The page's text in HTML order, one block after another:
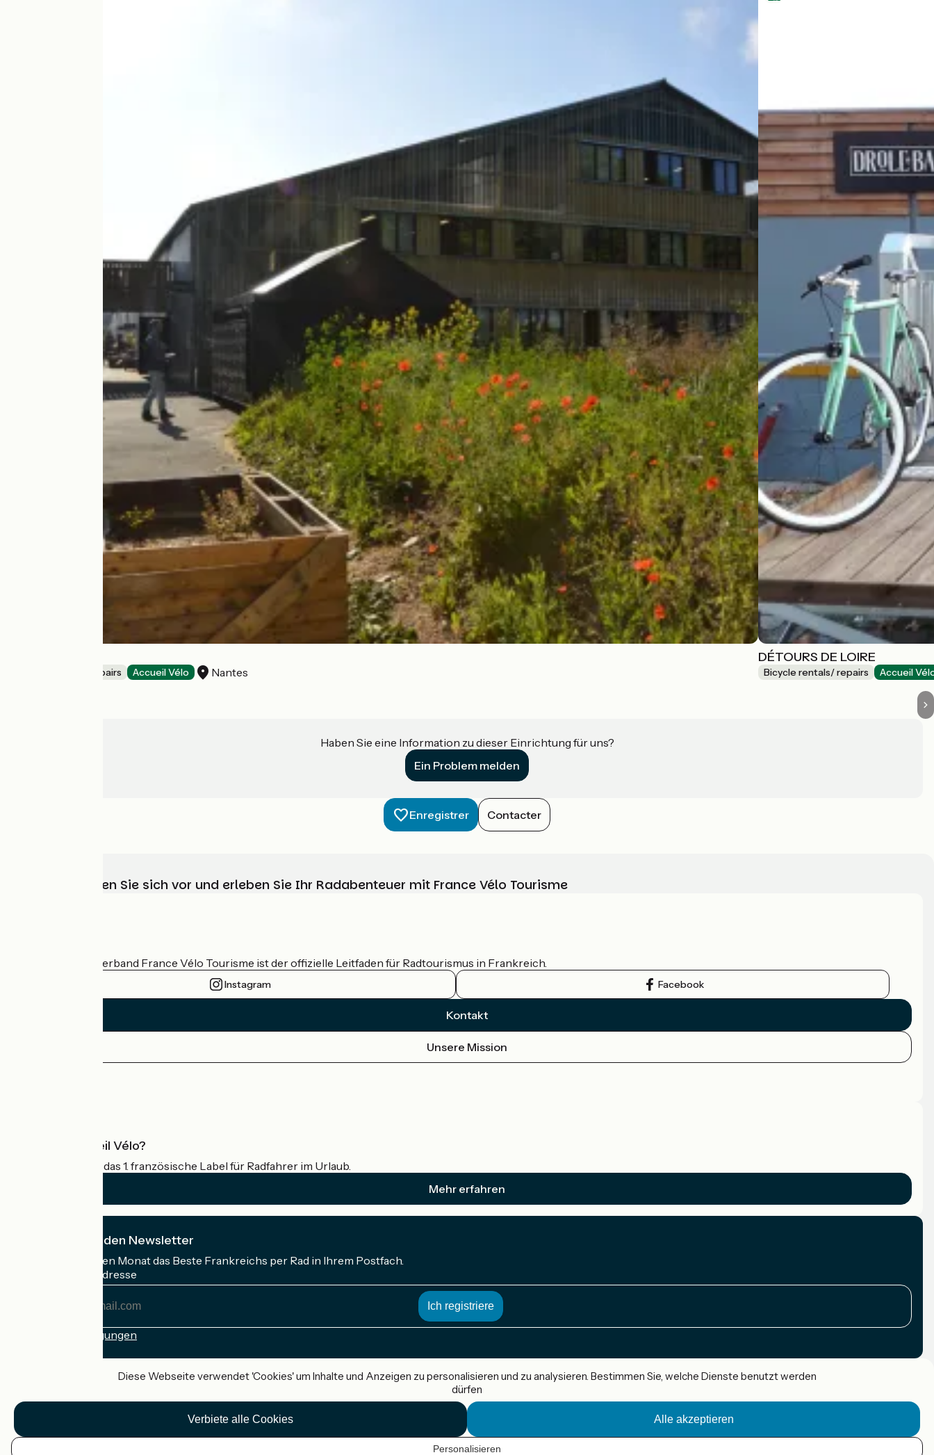
Bicycle rentals/ repairs Accueil Vélo Nantes
DÉTOURS DE LOIRE
Bicycle rentals/ repairs Accueil
Haben Sie eine Information zu dieser Einrichtung für uns?
Ein Problem melden
Enregistrer Contacter
Wählen, bereiten Sie sich vor und erleben Sie Ihr Radabenteuer mit France Vélo Tourisme
Der nationale Verband France Vélo Tourisme ist der offizielle Leitfaden für Radtourismus in Frankreich.
Instagram Facebook
Kontakt
Unsere Mission
Was ist Accueil Vélo?
Accueil Vélo ist das 1. französische Label für Radfahrer im Urlaub.
Mehr erfahren
Ich abonniere den Newsletter
Erhalten Sie jeden Monat das Beste Frankreichs per Rad in Ihrem Postfach.
Meine E-Mail-Adresse
Anmeldebedingungen
Accueil Vélo Pro
Kontakt
Diese Webseite verwendet 'Cookies' um Inhalte und Anzeigen zu personalisieren und zu analysieren. Bestimmen Sie, welche Dienste benutzt werden
dürfen
Alle akzeptieren
Verbiete alle Cookies
Personalisieren